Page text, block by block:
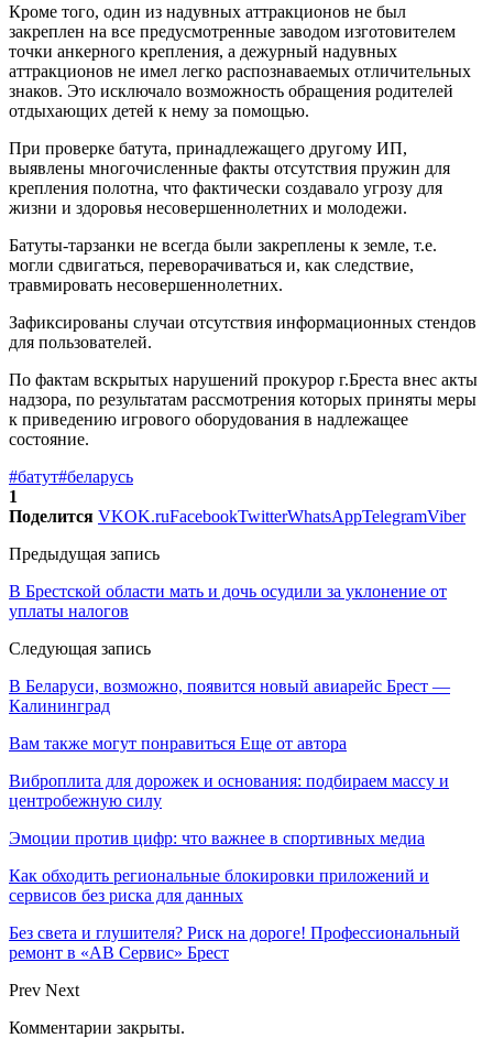
Кроме того, один из надувных аттракционов не был
закреплен на все предусмотренные заводом изготовителем
точки анкерного крепления, а дежурный надувных
аттракционов не имел легко распознаваемых отличительных
знаков. Это исключало возможность обращения родителей
отдыхающих детей к нему за помощью.
При проверке батута, принадлежащего другому ИП,
выявлены многочисленные факты отсутствия пружин для
крепления полотна, что фактически создавало угрозу для
жизни и здоровья несовершеннолетних и молодежи.
Батуты-тарзанки не всегда были закреплены к земле, т.е.
могли сдвигаться, переворачиваться и, как следствие,
травмировать несовершеннолетних.
Зафиксированы случаи отсутствия информационных стендов
для пользователей.
По фактам вскрытых нарушений прокурор г.Бреста внес акты
надзора, по результатам рассмотрения которых приняты меры
к приведению игрового оборудования в надлежащее
состояние.
#батут#беларусь
1
Поделится VKOK.ruFacebookTwitterWhatsAppTelegramViber
Предыдущая запись
В Брестской области мать и дочь осудили за уклонение от
уплаты налогов
Следующая запись
В Беларуси, возможно, появится новый авиарейс Брест —
Калининград
Вам также могут понравиться Еще от автора
Виброплита для дорожек и основания: подбираем массу и
центробежную силу
Эмоции против цифр: что важнее в спортивных медиа
Как обходить региональные блокировки приложений и
сервисов без риска для данных
Без света и глушителя? Риск на дороге! Профессиональный
ремонт в «АВ Сервис» Брест
Prev Next
Комментарии закрыты.